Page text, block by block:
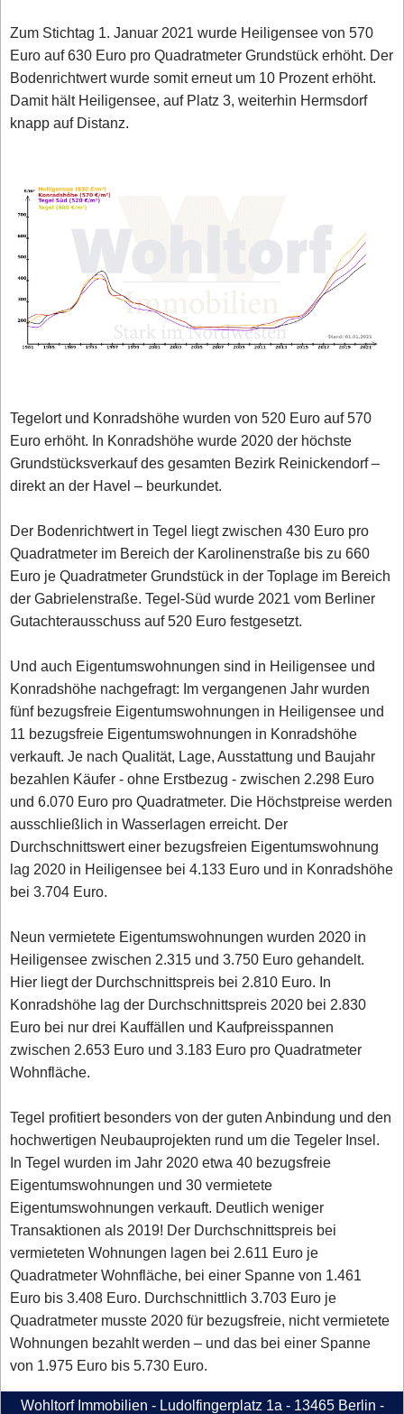
Zum Stichtag 1. Januar 2021 wurde Heiligensee von 570
Euro auf 630 Euro pro Quadratmeter Grundstück erhöht. Der
Bodenrichtwert wurde somit erneut um 10 Prozent erhöht.
Damit hält Heiligensee, auf Platz 3, weiterhin Hermsdorf
knapp auf Distanz.
Tegelort und Konradshöhe wurden von 520 Euro auf 570
Euro erhöht. In Konradshöhe wurde 2020 der höchste
Grundstücksverkauf des gesamten Bezirk Reinickendorf –
direkt an der Havel – beurkundet.
Der Bodenrichtwert in Tegel liegt zwischen 430 Euro pro
Quadratmeter im Bereich der Karolinenstraße bis zu 660
Euro je Quadratmeter Grundstück in der Toplage im Bereich
der Gabrielenstraße. Tegel-Süd wurde 2021 vom Berliner
Gutachterausschuss auf 520 Euro festgesetzt.
Und auch Eigentumswohnungen sind in Heiligensee und
Konradshöhe nachgefragt: Im vergangenen Jahr wurden
fünf bezugsfreie Eigentumswohnungen in Heiligensee und
11 bezugsfreie Eigentumswohnungen in Konradshöhe
verkauft. Je nach Qualität, Lage, Ausstattung und Baujahr
bezahlen Käufer - ohne Erstbezug - zwischen 2.298 Euro
und 6.070 Euro pro Quadratmeter. Die Höchstpreise werden
ausschließlich in Wasserlagen erreicht. Der
Durchschnittswert einer bezugsfreien Eigentumswohnung
lag 2020 in Heiligensee bei 4.133 Euro und in Konradshöhe
bei 3.704 Euro.
Neun vermietete Eigentumswohnungen wurden 2020 in
Heiligensee zwischen 2.315 und 3.750 Euro gehandelt.
Hier liegt der Durchschnittspreis bei 2.810 Euro. In
Konradshöhe lag der Durchschnittspreis 2020 bei 2.830
Euro bei nur drei Kauffällen und Kaufpreisspannen
zwischen 2.653 Euro und 3.183 Euro pro Quadratmeter
Wohnfläche.
Tegel profitiert besonders von der guten Anbindung und den
hochwertigen Neubauprojekten rund um die Tegeler Insel.
In Tegel wurden im Jahr 2020 etwa 40 bezugsfreie
Eigentumswohnungen und 30 vermietete
Eigentumswohnungen verkauft. Deutlich weniger
Transaktionen als 2019! Der Durchschnittspreis bei
vermieteten Wohnungen lagen bei 2.611 Euro je
Quadratmeter Wohnfläche, bei einer Spanne von 1.461
Euro bis 3.408 Euro. Durchschnittlich 3.703 Euro je
Quadratmeter musste 2020 für bezugsfreie, nicht vermietete
Wohnungen bezahlt werden – und das bei einer Spanne
von 1.975 Euro bis 5.730 Euro.
Wohltorf Immobilien - Ludolfingerplatz 1a - 13465 Berlin -